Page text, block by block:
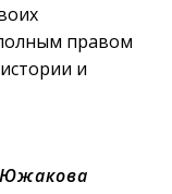
правом
и